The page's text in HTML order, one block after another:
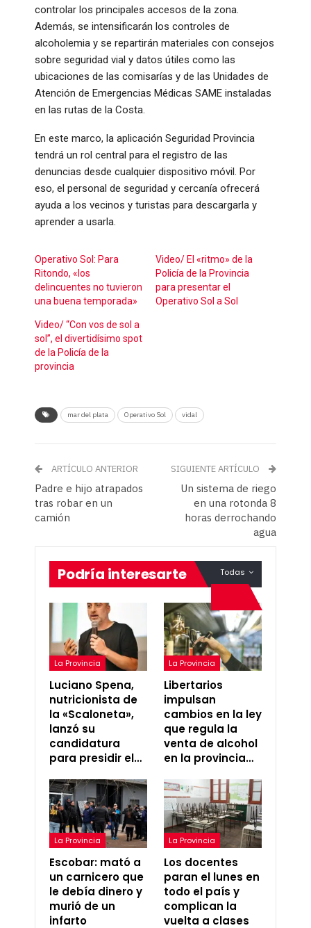
controlar los principales accesos de la zona.
Además, se intensificarán los controles de
alcoholemia y se repartirán materiales con consejos
sobre seguridad vial y datos útiles como las
ubicaciones de las comisarías y de las Unidades de
Atención de Emergencias Médicas SAME instaladas
en las rutas de la Costa.
En este marco, la aplicación Seguridad Provincia
tendrá un rol central para el registro de las
denuncias desde cualquier dispositivo móvil. Por
eso, el personal de seguridad y cercanía ofrecerá
ayuda a los vecinos y turistas para descargarla y
aprender a usarla.
Operativo Sol: Para
Ritondo, «los
delincuentes no tuvieron
una buena temporada»
Video/ El «ritmo» de la
Policía de la Provincia
para presentar el
Operativo Sol a Sol
Video/ “Con vos de sol a
sol”, el divertidísimo spot
de la Policía de la
provincia
mar del plata Operativo Sol vidal
ARTÍCULO ANTERIOR
Padre e hijo atrapados
tras robar en un
camión
SIGUIENTE ARTÍCULO
Un sistema de riego
en una rotonda 8
horas derrochando
agua
Todas
Podría interesarte
La Provincia
Luciano Spena,
nutricionista de
la «Scaloneta»,
lanzó su
candidatura
para presidir el…
La Provincia
Libertarios
impulsan
cambios en la ley
que regula la
venta de alcohol
en la provincia…
La Provincia
Escobar: mató a
un carnicero que
le debía dinero y
murió de un
infarto
La Provincia
Los docentes
paran el lunes en
todo el país y
complican la
vuelta a clases